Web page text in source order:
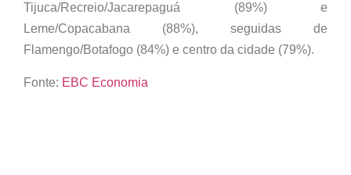
Tijuca/Recreio/Jacarepaguá (89%) e
Leme/Copacabana (88%), seguidas de
Flamengo/Botafogo (84%) e centro da cidade (79%).
Fonte: EBC Economia